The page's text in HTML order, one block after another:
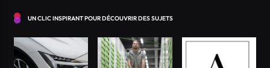
UN CLIC INSPIRANT POUR DÉCOUVRIR DES SUJETS